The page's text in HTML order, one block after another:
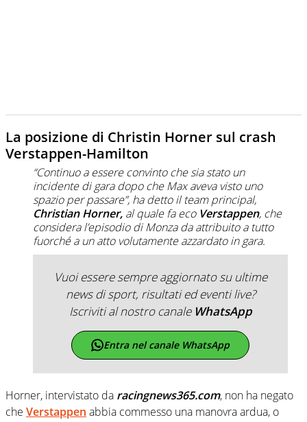
La posizione di Christin Horner sul crash
Verstappen-Hamilton
“Continuo a essere convinto che sia stato un
incidente di gara dopo che Max aveva visto uno
spazio per passare”, ha detto il team principal,
Christian Horner, al quale fa eco Verstappen, che
considera l’episodio di Monza da attribuito a tutto
fuorché a un atto volutamente azzardato in gara.
Vuoi essere sempre aggiornato su ultime
news di sport, risultati ed eventi live?
Iscriviti al nostro canale WhatsApp
Entra nel canale WhatsApp
Horner, intervistato da racingnews365.com, non ha negato
che Verstappen abbia commesso una manovra ardua, o